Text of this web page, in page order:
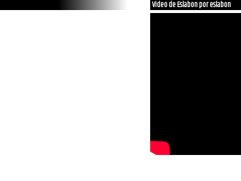
Video de Eslabon por eslabon